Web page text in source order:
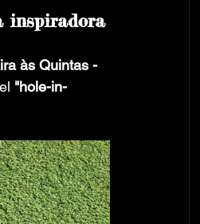
inspiradora
às Quintas -
"hole-in-